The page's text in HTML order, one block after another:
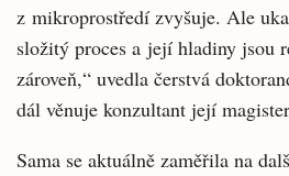
z mikroprostředí zvyšuje. Ale
složitý proces a její hladiny jsou
zároveň,“ uvedla čerstvá
dál věnuje konzultant její
Sama se aktuálně zaměřila na